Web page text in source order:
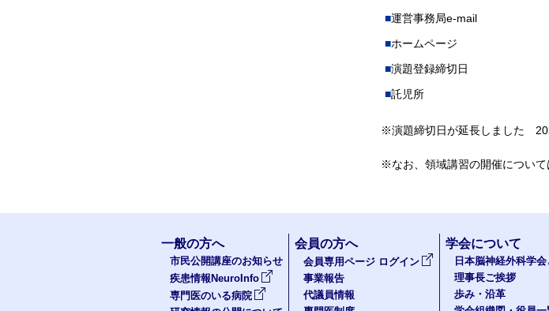
運営事務局e-mail
ホームページ
演題登録締切日
託児所
※演題締切日が延長しました
※なお、領域講習の開催について
一般の方へ
市民公開講座のお知らせ
疾患情報NeuroInfo
専門医のいる病院
会員の方へ
会員専用ページ ログイン
事業報告
代議員情報
学会について
日本脳神経外科学会
理事長ご挨拶
歩み・沿革